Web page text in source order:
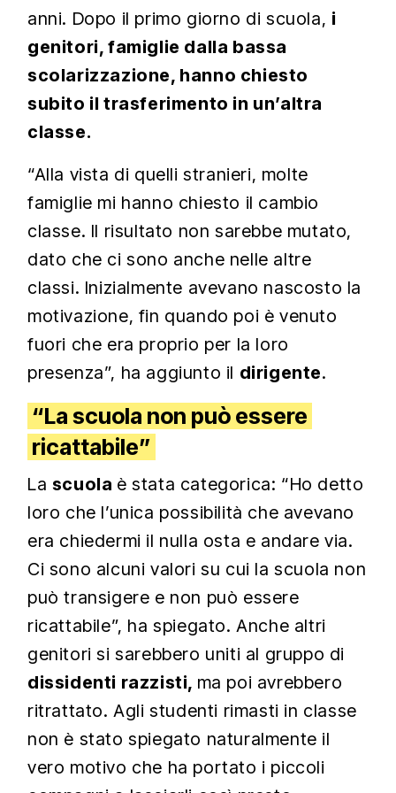
anni. Dopo il primo giorno di scuola, i
genitori, famiglie dalla bassa
scolarizzazione, hanno chiesto
subito il trasferimento in un’altra
classe.
“Alla vista di quelli stranieri, molte
famiglie mi hanno chiesto il cambio
classe. Il risultato non sarebbe mutato,
dato che ci sono anche nelle altre
classi. Inizialmente avevano nascosto la
motivazione, fin quando poi è venuto
fuori che era proprio per la loro
presenza”, ha aggiunto il dirigente.
“La scuola non può essere
ricattabile”
La scuola è stata categorica: “Ho detto
loro che l’unica possibilità che avevano
era chiedermi il nulla osta e andare via.
Ci sono alcuni valori su cui la scuola non
può transigere e non può essere
ricattabile”, ha spiegato. Anche altri
genitori si sarebbero uniti al gruppo di
dissidenti razzisti, ma poi avrebbero
ritrattato. Agli studenti rimasti in classe
non è stato spiegato naturalmente il
vero motivo che ha portato i piccoli